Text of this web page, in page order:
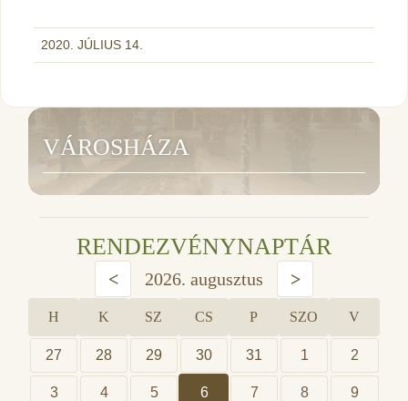
2020. JÚLIUS 14.
VÁROSHÁZA
RENDEZVÉNYNAPTÁR
< 2026. augusztus >
H K SZ CS P SZO V
27 28 29 30 31 1 2
3 4 5 6 7 8 9